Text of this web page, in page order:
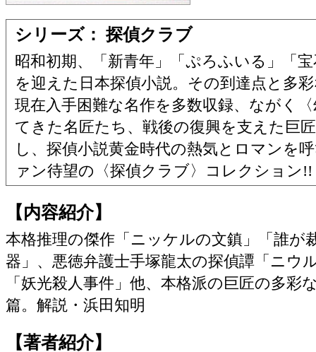
シリーズ： 探偵クラブ
昭和初期、「新青年」「ぷろふいる」「
を迎えた日本探偵小説。その到達点と多
現在入手困難な名作を多数収録、ながく
てきた名匠たち、戦後の復興を支えた巨
し、探偵小説黄金時代の熱気とロマンを
ァン待望の〈探偵クラブ〉コレクション!!
【内容紹介】
本格推理の傑作「ニッケルの文鎮」「誰が
器」、悪徳弁護士手塚龍太の探偵譚「ニウ
「妖光殺人事件」他、本格派の巨匠の多彩
篇。解説・浜田知明
【著者紹介】